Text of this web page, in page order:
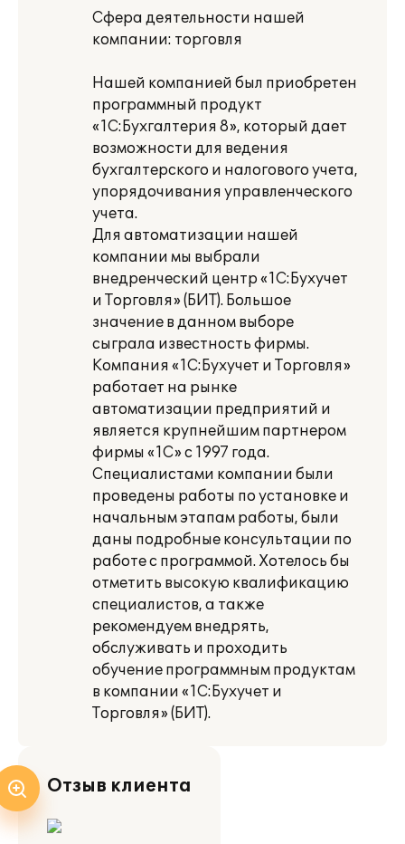
Сфера деятельности нашей
компании: торговля
Нашей компанией был приобретен
программный продукт
«1С:Бухгалтерия 8», который дает
возможности для ведения
бухгалтерского и налогового учета,
упорядочивания управленческого
учета.
Для автоматизации нашей
компании мы выбрали
внедренческий центр «1С:Бухучет
и Торговля» (БИТ). Большое
значение в данном выборе
сыграла известность фирмы.
Компания «1С:Бухучет и Торговля»
работает на рынке
автоматизации предприятий и
является крупнейшим партнером
фирмы «1С» с 1997 года.
Специалистами компании были
проведены работы по установке и
начальным этапам работы, были
даны подробные консультации по
работе с программой. Хотелось бы
отметить высокую квалификацию
специалистов, а также
рекомендуем внедрять,
обслуживать и проходить
обучение программным продуктам
в компании «1С:Бухучет и
Торговля» (БИТ).
Отзыв клиента